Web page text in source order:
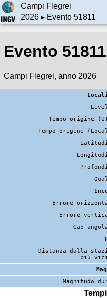
Campi Flegrei
2026▸ Evento 51811
Evento 51811
Campi Flegrei, anno 2026
Tempo origine
Tempo origine
Errore
Errore
Gap
Distanza dalla
più
Magnitudo